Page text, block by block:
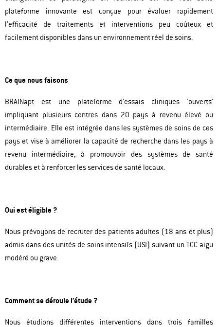
plateforme innovante est conçue pour évaluer rapidement
l’efficacité de traitements et interventions peu coûteux et
facilement disponibles dans un environnement réel de soins.
Ce que nous faisons
BRAINapt est une plateforme d’essais cliniques ‘ouverts’
impliquant plusieurs centres dans 20 pays à revenu élevé ou
intermédiaire. Elle est intégrée dans les systèmes de soins de ces
pays et vise à améliorer la capacité de recherche dans les pays à
revenu intermédiaire, à promouvoir des systèmes de santé
durables et à renforcer les services de santé locaux.
Qui est éligible ?
Nous prévoyons de recruter des patients adultes (18 ans et plus)
admis dans des unités de soins intensifs (USI) suivant un TCC aigu
modéré ou grave.
Comment se déroule l’étude ?
Nous étudions différentes interventions dans trois familles